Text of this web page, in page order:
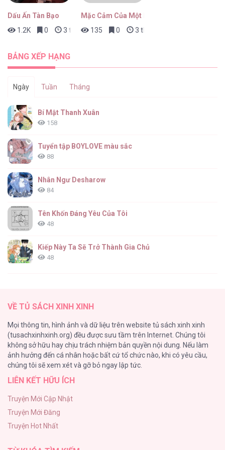
Trứng Rắn [...] – Chap 15
Trứng Rắn [...] – Chap 14
Trứng Rắn [...] – Chap 13
Trứng Rắn [...] – Chap 12
Tiêu Rồi, Sau Khi Bị Đánh Dấu, Tôi Sinh Ra
Trứng Rắn [...] – Chap 11
Dấu Ấn Tàn Bạo
1.2K
0 3 tháng trước
Mặc Cảm Của Một Idol Thất Bại
135
0 3 tháng trước
BẢNG XẾP HẠNG
Ngày Tuần Tháng
Bí Mật Thanh Xuân
158
Tuyển tập BOYLOVE màu sắc
88
Nhân Ngư Desharow
84
Tên Khốn Đáng Yêu Của Tôi
48
Kiếp Này Ta Sẽ Trở Thành Gia Chủ
48
44
Cash Or Credit
44
BÌNH MINH CHIA CẮT BÓNG ĐÊM
ONESHOT CHỊCH VỒN CHỊCH VÃ
31
VỀ TỦ SÁCH XINH XINH
Mọi thông tin, hình ảnh và dữ liệu trên website tủ sách xinh xinh
(tusachxinhxinh.org) đều được sưu tầm trên Internet. Chúng tôi
không sở hữu hay chịu trách nhiệm bản quyền nội dung. Nếu làm
ảnh hưởng đến cá nhân hoặc bất cứ tổ chức nào, khi có yêu cầu,
chúng tôi sẽ xem xét và gỡ bỏ ngay lập tức.
LIÊN KẾT HỮU ÍCH
Truyện Mới Cập Nhật
Truyện Mới Đăng
Truyện Hot Nhất